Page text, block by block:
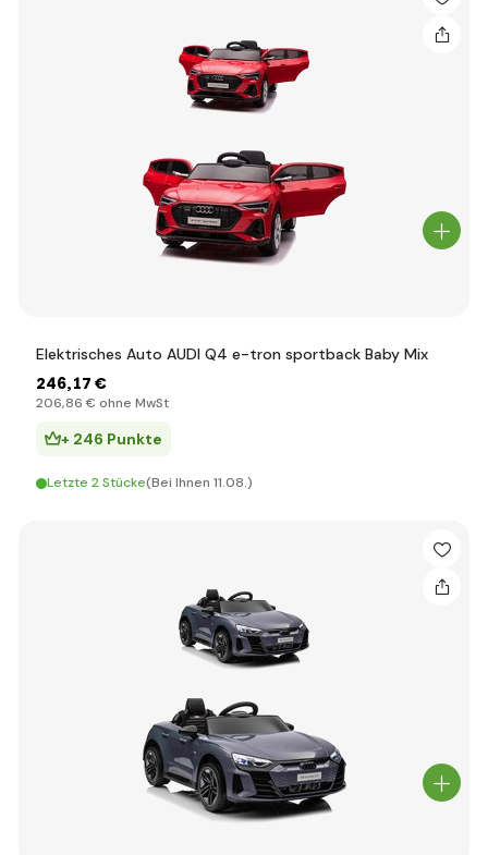
Elektrisches Auto AUDI Q4 e-tron sportback Baby Mix
246,17 €
206,86 € ohne MwSt
+ 246 Punkte
Letzte 2 Stücke(Bei Ihnen 11.08.)